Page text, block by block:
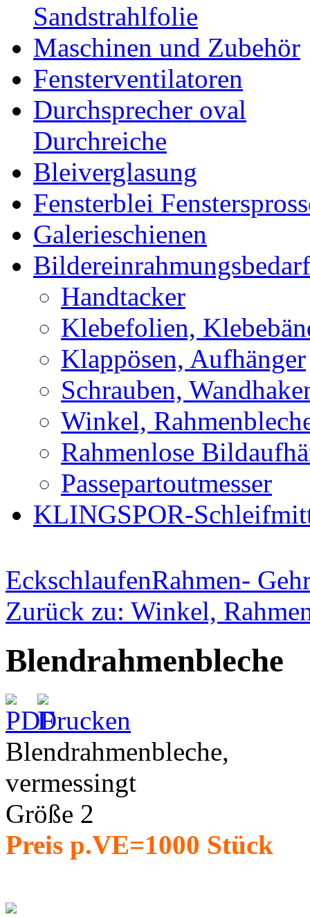
Sandstrahlfolie
Maschinen und Zubehör
Fensterventilatoren
Durchsprecher oval
Durchreiche
Bleiverglasung
Fensterblei
Galerieschienen
Bildereinrahmungsbedarf
Handtacker
Klebefolien,
Klappösen, Aufhänger
Schrauben,
Winkel,
Rahmenlose
Passepartoutmesser
KLINGSPOR-
EckschlaufenRahmen-
Zurück zu: Winkel,
Blendrahmenbleche
Blendrahmenbleche,
vermessingt
Größe 2
Preis p.VE=1000 Stück